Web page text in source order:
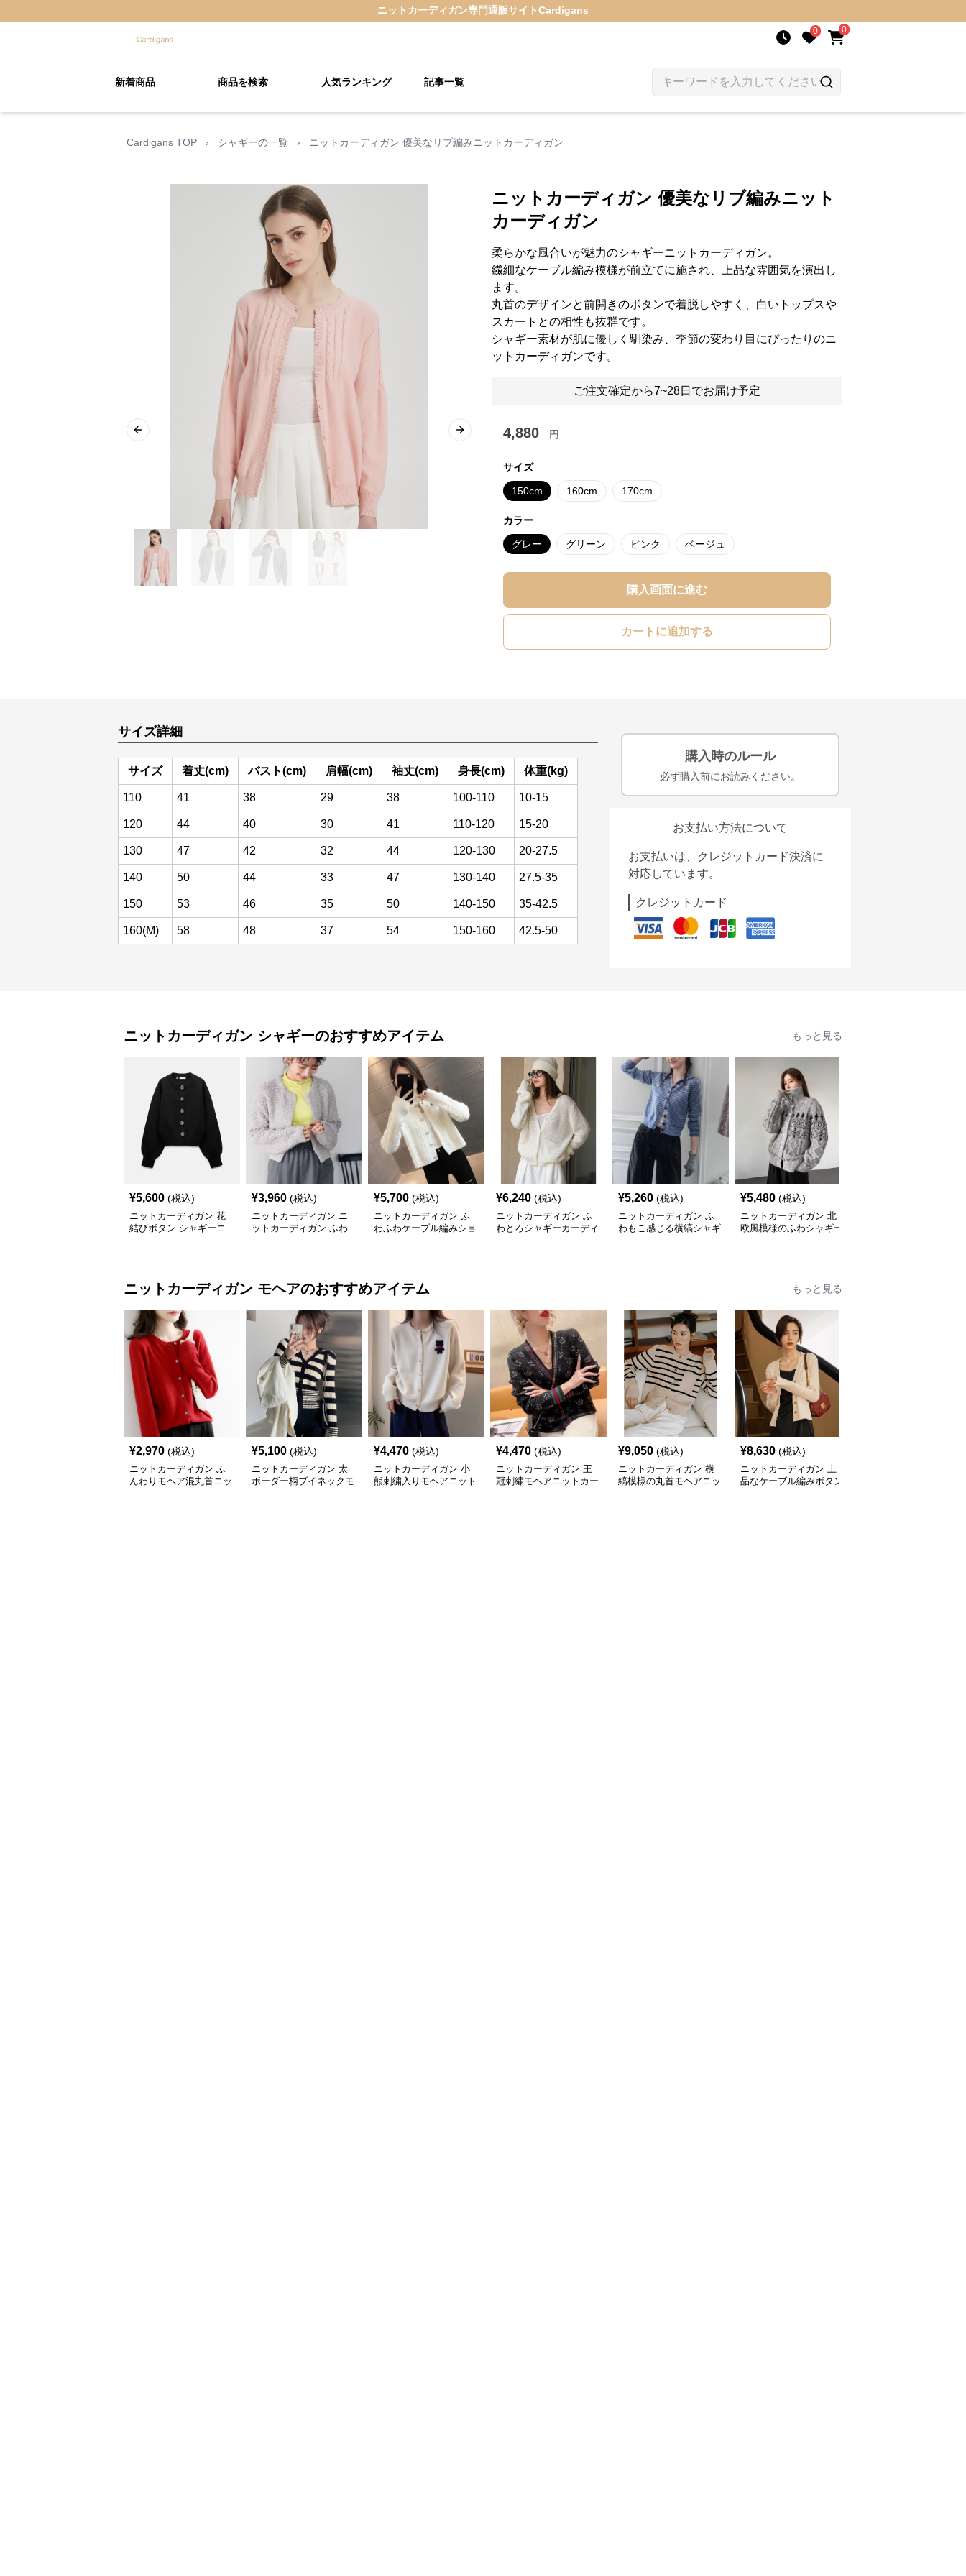
ニットカーディガン専門通販サイトCardigans
0 0
新着商品 商品を検索 人気ランキング 記事一覧
Cardigans TOP › シャギーの一覧 › ニットカーディガン 優美なリブ編みニットカーディガン
Previous slide Next slide
ニットカーディガン 優美なリブ編みニット
カーディガン
柔らかな風合いが魅力のシャギーニットカーディガン。
繊細なケーブル編み模様が前立てに施され、上品な雰囲気を演出し
ます。
丸首のデザインと前開きのボタンで着脱しやすく、白いトップスや
スカートとの相性も抜群です。
シャギー素材が肌に優しく馴染み、季節の変わり目にぴったりのニ
ットカーディガンです。
ご注文確定から7~28日でお届け予定
4,880 円
サイズ
150cm 160cm 170cm
カラー
グレー グリーン ピンク ベージュ
購入画面に進む
カートに追加する
サイズ詳細
サイズ 着丈(cm) バスト(cm) 肩幅(cm) 袖丈(cm) 身長(cm) 体重(kg)
110 41 38 29 38 100-110 10-15
120 44 40 30 41 110-120 15-20
130 47 42 32 44 120-130 20-27.5
140 50 44 33 47 130-140 27.5-35
150 53 46 35 50 140-150 35-42.5
160(M) 58 48 37 54 150-160 42.5-50
購入時のルール
必ず購入前にお読みください。
お支払い方法について
お支払いは、クレジットカード決済に
対応しています。
クレジットカード
ニットカーディガン シャギーのおすすめアイテム もっと見る
¥5,600 (税込)
ニットカーディガン 花
結びボタン シャギーニ
¥3,960 (税込)
ニットカーディガン ニ
ットカーディガン ふわ
¥5,700 (税込)
ニットカーディガン ふ
わふわケーブル編みショ
¥6,240 (税込)
ニットカーディガン ふ
わとろシャギーカーディ
¥5,260 (税込)
ニットカーディガン ふ
わもこ感じる横縞シャギ
¥5,480 (税込)
ニットカーディガン 北
欧風模様のふわシャギー
ニットカーディガン モヘアのおすすめアイテム もっと見る
¥2,970 (税込)
ニットカーディガン ふ
んわりモヘア混丸首ニッ
¥5,100 (税込)
ニットカーディガン 太
ボーダー柄ブイネックモ
¥4,470 (税込)
ニットカーディガン 小
熊刺繍入りモヘアニット
¥4,470 (税込)
ニットカーディガン 王
冠刺繍モヘアニットカー
¥9,050 (税込)
ニットカーディガン 横
縞模様の丸首モヘアニッ
¥8,630 (税込)
ニットカーディガン 上
品なケーブル編みボタン